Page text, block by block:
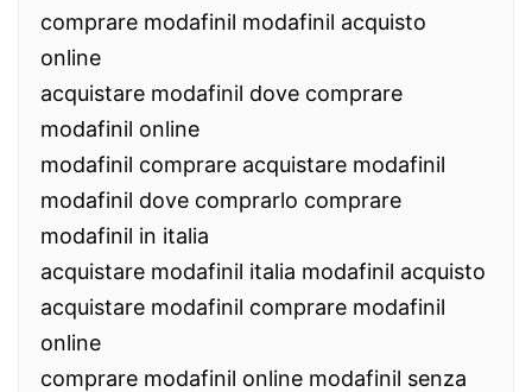
comprare modafinil modafinil acquisto
online
acquistare modafinil dove comprare
modafinil online
modafinil comprare acquistare modafinil
modafinil dove comprarlo comprare
modafinil in italia
acquistare modafinil italia modafinil acquisto
acquistare modafinil comprare modafinil
online
comprare modafinil online modafinil senza